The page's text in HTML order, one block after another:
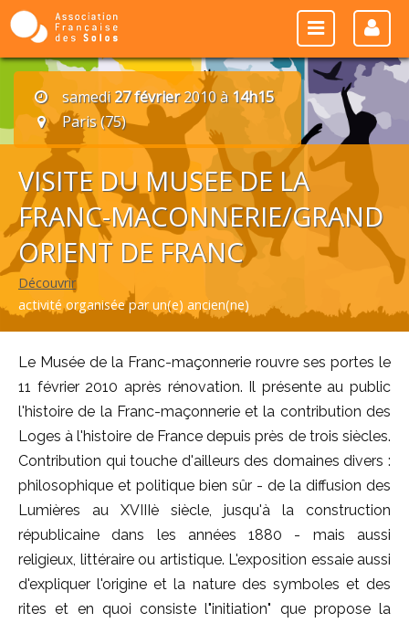
samedi27 février2010 à 14h15
Paris (75)
VISITE DU MUSEE DE LA
FRANC-MACONNERIE/GRAND
ORIENT DE FRANC
Découvrir
activité organisée par un(e) ancien(ne)
Le Musée de la Franc-maçonnerie rouvre ses portes le
11 février 2010 après rénovation. Il présente au public
l'histoire de la Franc-maçonnerie et la contribution des
Loges à l'histoire de France depuis près de trois siècles.
Contribution qui touche d'ailleurs des domaines divers :
philosophique et politique bien sûr - de la diffusion des
Lumières au XVIIIè siècle, jusqu'à la construction
républicaine dans les années 1880 - mais aussi
religieux, littéraire ou artistique. L'exposition essaie aussi
d'expliquer l'origine et la nature des symboles et des
rites et en quoi consiste l"initiation" que propose la